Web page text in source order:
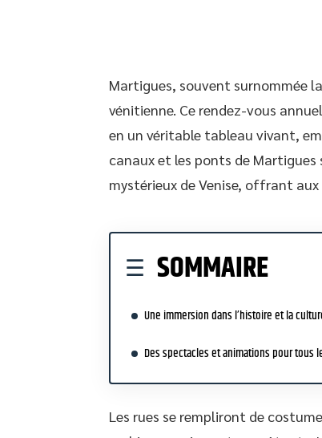
Martigues, souvent surnommée
vénitienne. Ce rendez-vous
en un véritable tableau vivant,
canaux et les ponts de
mystérieux de Venise, offrant
SOMMAIRE
Une immersion dans l’histoire et la
Des spectacles et animations pour tous
Les rues se rempliront de